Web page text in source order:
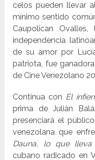
celos pueden llevar
mínimo sentido
Caupolican
independencia
de su amor por
patriota, fue
de Cine Venezolano
Continua con El
prima de Julián
presenciará el
venezolana que
Dauna, lo que
cubano radicado en